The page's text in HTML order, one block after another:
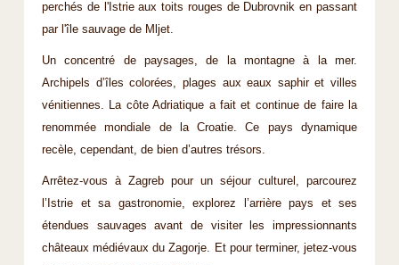
perchés de l'Istrie aux toits rouges de Dubrovnik en passant
par l'île sauvage de Mljet.
Un concentré de paysages, de la montagne à la mer.
Archipels d’îles colorées, plages aux eaux saphir et villes
vénitiennes. La côte Adriatique a fait et continue de faire la
renommée mondiale de la Croatie. Ce pays dynamique
recèle, cependant, de bien d’autres trésors.
Arrêtez-vous à Zagreb pour un séjour culturel, parcourez
l’Istrie et sa gastronomie, explorez l’arrière pays et ses
étendues sauvages avant de visiter les impressionnants
châteaux médiévaux du Zagorje. Et pour terminer, jetez-vous